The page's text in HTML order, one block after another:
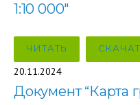
1:10 000″
ЧИТАТЬ
20.11.2024
Документ “Карта